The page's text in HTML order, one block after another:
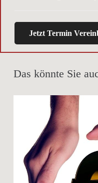
Jetzt Termin
Das könnte Sie